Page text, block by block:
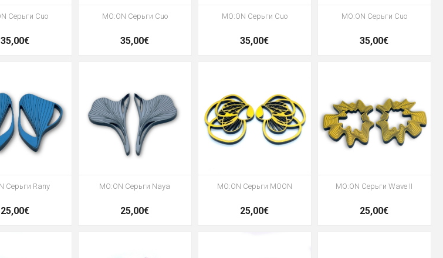
Серьги Cuo
35,00€
MO:ON Серьги Cuo
35,00€
MO:ON Серьги Cuo
35,00€
MO:ON Серьги Cuo
35,00€
Серьги Rany
25,00€
MO:ON Серьги Naya
25,00€
MO:ON Серьги MOON
25,00€
MO:ON Серьги Wave II
25,00€